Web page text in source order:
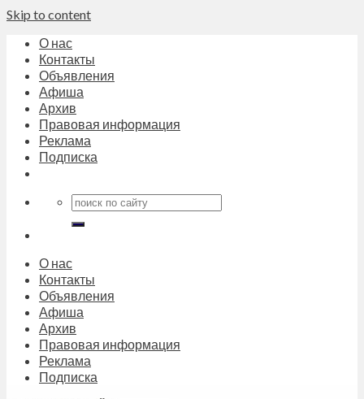
Skip to content
О нас
Контакты
Объявления
Афиша
Архив
Правовая информация
Реклама
Подписка
О нас
Контакты
Объявления
Афиша
Архив
Правовая информация
Реклама
Подписка